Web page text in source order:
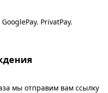
PrivatPay.
мы отправим вам ссылку